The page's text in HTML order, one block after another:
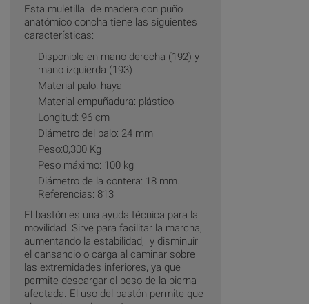
Esta muletilla de madera con puño
anatómico concha tiene las siguientes
características:
Disponible en mano derecha (192) y
mano izquierda (193)
Material palo: haya
Material empuñadura: plástico
Longitud: 96 cm
Diámetro del palo: 24 mm
Peso:0,300 Kg
Peso máximo: 100 kg
Diámetro de la contera: 18 mm.
Referencias: 813
El bastón es una ayuda técnica para la
movilidad. Sirve para facilitar la marcha,
aumentando la estabilidad, y disminuir
el cansancio o carga al caminar sobre
las extremidades inferiores, ya que
permite descargar el peso de la pierna
afectada. El uso del bastón permite que